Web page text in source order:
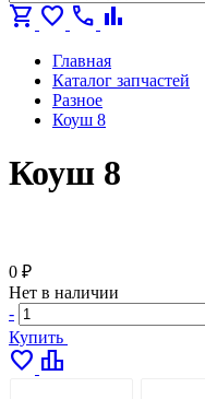
shopping_cart favorite call bar_chart
Главная
Каталог запчастей
Разное
Коуш 8
Коуш 8
0 ₽
Нет в наличии
-
Купить
favorite leaderboard